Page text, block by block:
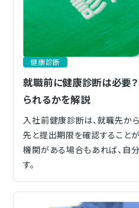
健康診断
就職前に健康診断は必要
られるかを解説
入社前健康診断は、就職先か
先と提出期限を確認すること
機関がある場合もあれば、自
す。